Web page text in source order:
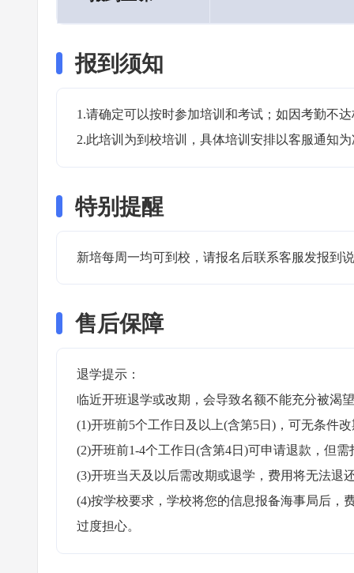
报到须知
1.请确定可以按时参加培训和考试；如因考勤不
2.此培训为到校培训，具体培训安排以客服通知
特别提醒
新培每周一均可到校，请报名后联系客服发报到
售后保障
退学提示：
临近开班退学或改期，会导致名额不能充分被渴
(1)开班前5个工作日及以上(含第5日)，可无条件
(2)开班前1-4个工作日(含第4日)可申请退款，但
(3)开班当天及以后需改期或退学，费用将无法退
(4)按学校要求，学校将您的信息报备海事局后，
过度担心。